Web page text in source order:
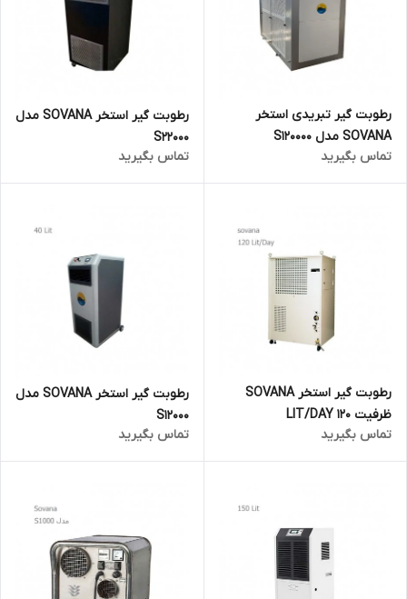
رطوبت گیر تبریدی استخر
SOVANA مدل S120000
تماس بگیرید
رطوبت گیر استخر SOVANA مدل
S22000
تماس بگیرید
رطوبت گیر استخر SOVANA
ظرفیت 120 LIT/DAY
تماس بگیرید
رطوبت گیر استخر SOVANA مدل
S12000
تماس بگیرید